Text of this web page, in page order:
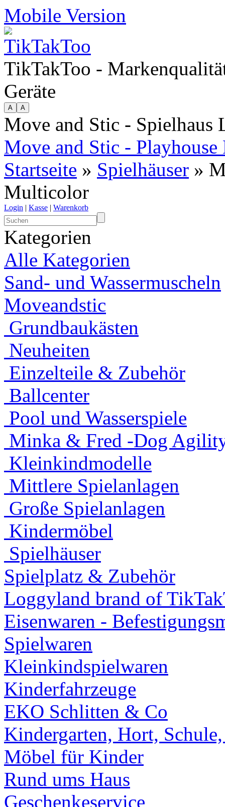
Mobile Version
TikTakToo -
Geräte
Move and Stic -
Move and Stic -
Startseite » Spielhäuser »
Multicolor
Login | Kasse | Warenkorb
Kategorien
Alle Kategorien
Sand- und Wassermuscheln
Moveandstic
Grundbaukästen
Neuheiten
Einzelteile & Zubehör
Ballcenter
Pool und Wasserspiele
Minka & Fred -Dog
Kleinkindmodelle
Mittlere Spielanlagen
Große Spielanlagen
Kindermöbel
Spielhäuser
Spielplatz & Zubehör
Loggyland brand of
Eisenwaren -
Spielwaren
Kleinkindspielwaren
Kinderfahrzeuge
EKO Schlitten & Co
Kindergarten, Hort,
Möbel für Kinder
Rund ums Haus
Geschenkeservice